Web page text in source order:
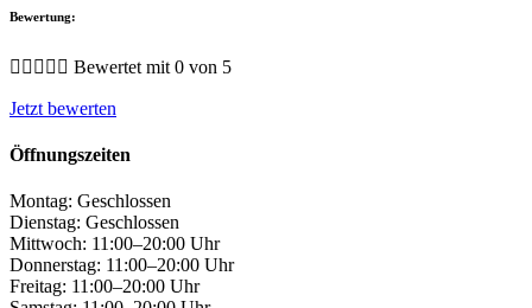
Bewertung:
     Bewertet mit 0 von 5
Jetzt bewerten
Öffnungszeiten
Montag: Geschlossen
Dienstag: Geschlossen
Mittwoch: 11:00–20:00 Uhr
Donnerstag: 11:00–20:00 Uhr
Freitag: 11:00–20:00 Uhr